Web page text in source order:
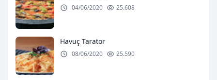
04/06/2020 25.608
Havuç Tarator
08/06/2020 25.590